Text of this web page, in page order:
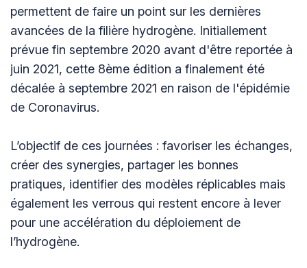
permettent de faire un point sur les dernières
avancées de la filière hydrogène. Initiallement
prévue fin septembre 2020 avant d'être reportée à
juin 2021, cette 8ème édition a finalement été
décalée à septembre 2021 en raison de l'épidémie
de Coronavirus.
L’objectif de ces journées : favoriser les échanges,
créer des synergies, partager les bonnes
pratiques, identifier des modèles réplicables mais
également les verrous qui restent encore à lever
pour une accélération du déploiement de
l’hydrogène.